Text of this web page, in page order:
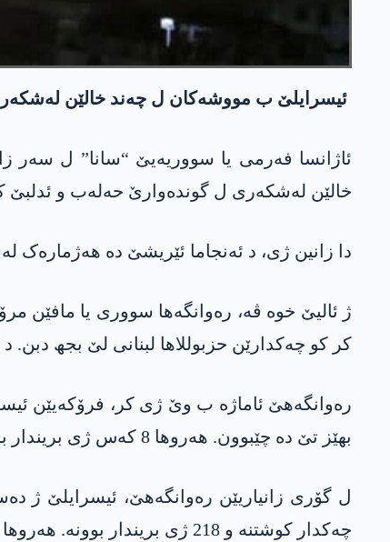
ئیسرایلێ ب مووشەکان ل چەند خالێن
خالێن لەشکەری ل گوندەوارێ حەلەب و ئدلبێ
دا زانین ژی، د ئەنجاما ئێریشێ دە ھەژمارەک
ژ ئالیێ خوە ڤە، رەوانگەھا سووری یا مافێن
کر کو چەکدارێن حزبوللاھا لبنانی لێ بجھ دبن. د ئێریشێ دە
رەوانگەھێ ئاماژە ب وێ ژی کر، فرۆکەیێن
بھێز تێ دە چێبوون. ھەروھا 8 کەس ژی بریندار بوون.
چەکدار کوشتنە و 218 ژی بریندار بوونە. ھەروھا 51 سڤیل ھاتنە کوشتن و 58 سڤیل ژی بریندار بوونە.